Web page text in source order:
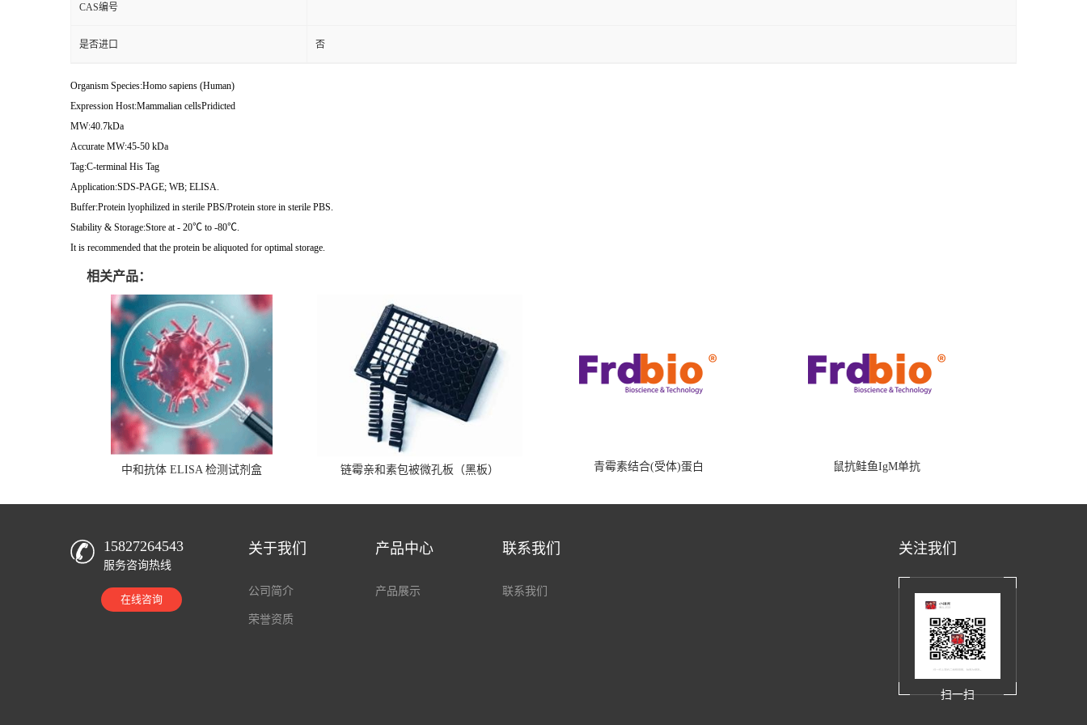
CAS编号
是否进口 否
Organism Species:Homo sapiens (Human)
Expression Host:Mammalian cellsPridicted
MW:40.7kDa
Accurate MW:45-50 kDa
Tag:C-terminal His Tag
Application:SDS-PAGE; WB; ELISA.
Buffer:Protein lyophilized in sterile PBS/Protein store in sterile PBS.
Stability & Storage:Store at - 20℃ to -80℃.
It is recommended that the protein be aliquoted for optimal storage.
相关产品：
中和抗体 ELISA 检测试剂盒 链霉亲和素包被微孔板（黑板） 青霉素结合(受体)蛋白 鼠抗鲑鱼IgM单抗
15827264543
服务咨询热线
在线咨询
关于我们
公司简介
荣誉资质
产品中心
产品展示
联系我们
联系我们
关注我们
扫一扫